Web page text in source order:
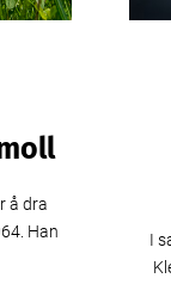
å dra
Han
I